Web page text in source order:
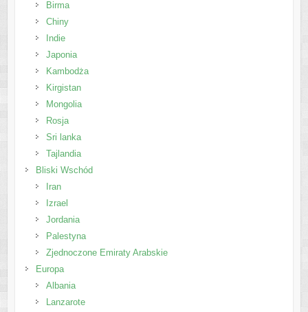
Birma
Chiny
Indie
Japonia
Kambodża
Kirgistan
Mongolia
Rosja
Sri lanka
Tajlandia
Bliski Wschód
Iran
Izrael
Jordania
Palestyna
Zjednoczone Emiraty Arabskie
Europa
Albania
Lanzarote